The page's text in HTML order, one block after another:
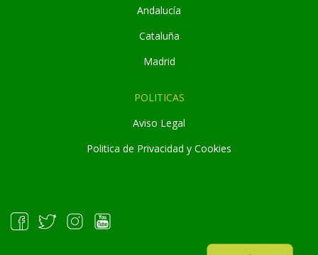
Andalucía
Cataluña
Madrid
POLITICAS
Aviso Legal
Politica de Privacidad y Cookies